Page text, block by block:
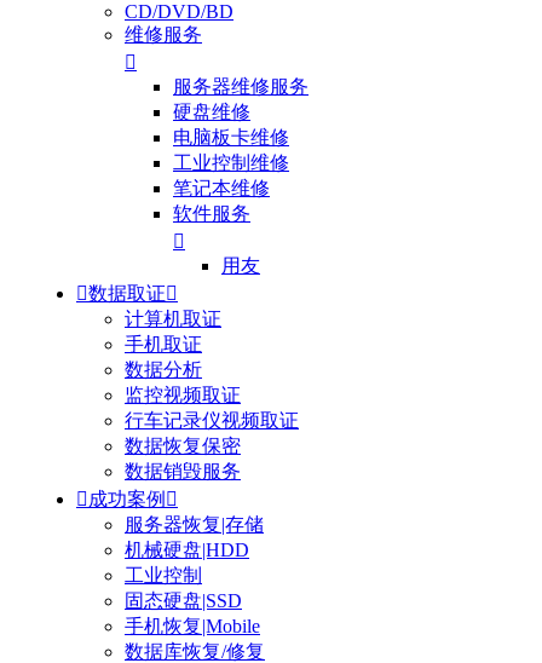
CD/DVD/BD
维修服务

服务器维修服务
硬盘维修
电脑板卡维修
工业控制维修
笔记本维修
软件服务

用友
数据取证
计算机取证
手机取证
数据分析
监控视频取证
行车记录仪视频取证
数据恢复保密
数据销毁服务
 成功案例 
服务器恢复|存储
机械硬盘|HDD
工业控制
固态硬盘|SSD
手机恢复|Mobile
数据库恢复/修复